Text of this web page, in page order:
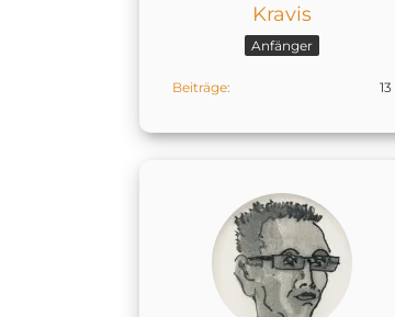
Kravis
Anfänger
Beiträge 13